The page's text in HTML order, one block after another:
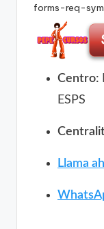
forms-req-
Centro:
ESPS
Llama